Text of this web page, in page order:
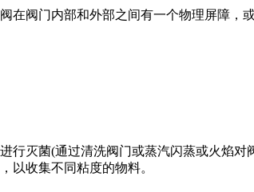
阀门内部和外部之间有一个物理屏障，
灭菌(通过清洗阀门或蒸汽闪蒸或火焰
以收集不同粘度的物料。